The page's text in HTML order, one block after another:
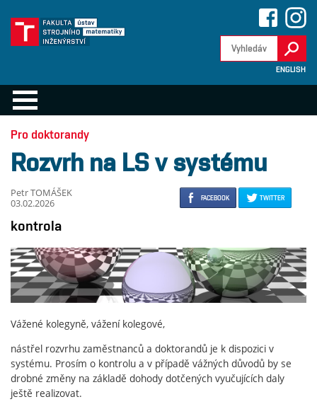
ENGLISH
Pro doktorandy
Rozvrh na LS v systému
FACEBOOK TWITTER
Petr TOMÁŠEK
03.02.2026
kontrola
Vážené kolegyně, vážení kolegové,
nástřel rozvrhu zaměstnanců a doktorandů je k dispozici v
systému. Prosím o kontrolu a v případě vážných důvodů by se
drobné změny na základě dohody dotčených vyučujících daly
ještě realizovat.